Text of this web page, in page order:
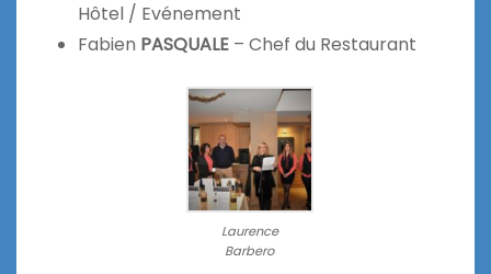
Hôtel / Evénement
Fabien PASQUALE – Chef du Restaurant
Laurence
Barbero